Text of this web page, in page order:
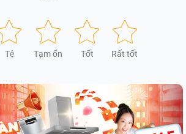
Tệ Tạm ổn Tốt Rất tốt